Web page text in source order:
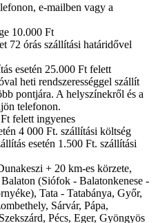
e-mailben vagy a
10.000 Ft
72 órás szállítási határidővel
esetén 25.000 Ft felett
heti rendszerességgel szállít
pontjára. A helyszínekről és a
telefonon.
felett ingyenes
4 000 Ft. szállítási költség
esetén 1.500 Ft. szállítási
+ 20 km-es körzete,
(Siófok - Balatonkenese -
Tata - Tatabánya, Győr,
Sárvár, Pápa,
Pécs, Eger, Gyöngyös